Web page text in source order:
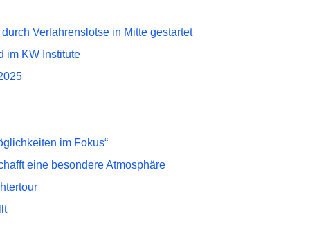
Verfahrenslotse in Mitte gestartet
im KW Institute
im Fokus“
eine besondere Atmosphäre